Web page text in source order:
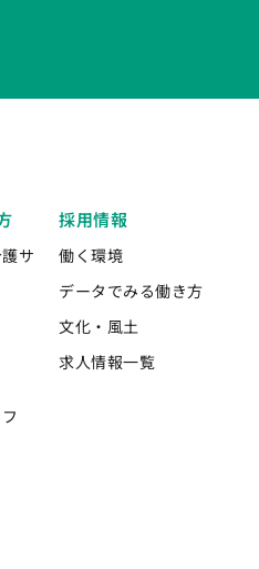
サ
採用情報
働く環境
データでみる働き方
文化・風土
求人情報一覧